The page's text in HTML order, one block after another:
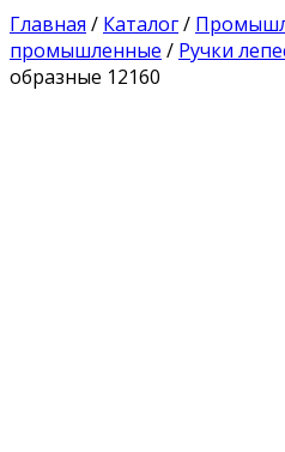
Главная / Каталог/
промышленные / Ручки
образные 12160